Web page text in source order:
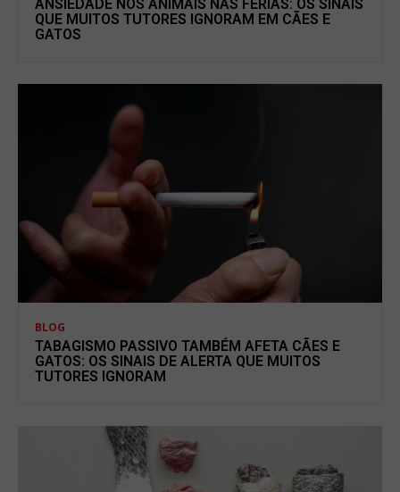
ANSIEDADE NOS ANIMAIS NAS FÉRIAS: OS SINAIS
QUE MUITOS TUTORES IGNORAM EM CÃES E
GATOS
BLOG
TABAGISMO PASSIVO TAMBÉM AFETA CÃES E
GATOS: OS SINAIS DE ALERTA QUE MUITOS
TUTORES IGNORAM